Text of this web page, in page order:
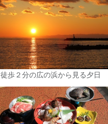
徒歩２分の広の浜から見る夕日